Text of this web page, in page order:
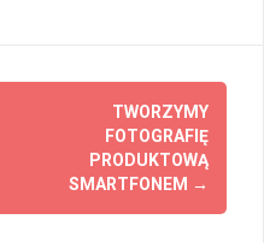
TWORZYMY
FOTOGRAFIĘ
PRODUKTOWĄ
SMARTFONEM →